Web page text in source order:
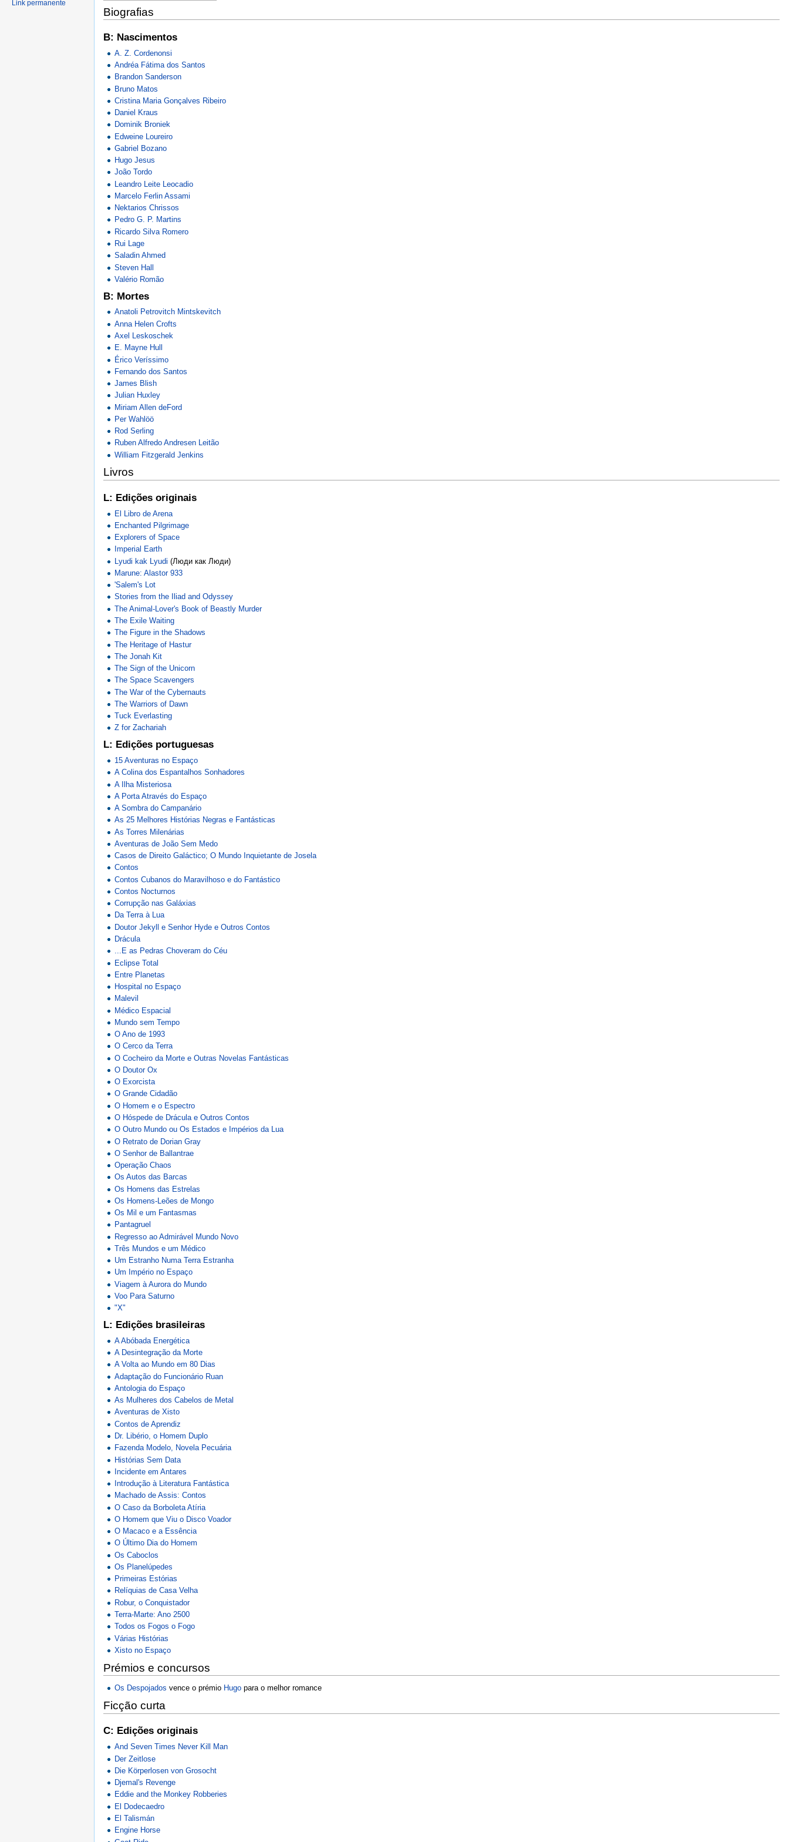
Biografias
B: Nascimentos
A. Z. Cordenonsi
Andréa Fátima dos Santos
Brandon Sanderson
Bruno Matos
Cristina Maria Gonçalves Ribeiro
Daniel Kraus
Dominik Broniek
Edweine Loureiro
Gabriel Bozano
Hugo Jesus
João Tordo
Leandro Leite Leocadio
Marcelo Ferlin Assami
Nektarios Chrissos
Pedro G. P. Martins
Ricardo Silva Romero
Rui Lage
Saladin Ahmed
Steven Hall
Valério Romão
B: Mortes
Anatoli Petrovitch Mintskevitch
Anna Helen Crofts
Axel Leskoschek
E. Mayne Hull
Érico Veríssimo
Fernando dos Santos
James Blish
Julian Huxley
Miriam Allen deFord
Per Wahlöö
Rod Serling
Ruben Alfredo Andresen Leitão
William Fitzgerald Jenkins
Livros
L: Edições originais
El Libro de Arena
Enchanted Pilgrimage
Explorers of Space
Imperial Earth
Lyudi kak Lyudi (Люди как Люди)
Marune: Alastor 933
'Salem's Lot
Stories from the Iliad and Odyssey
The Animal-Lover's Book of Beastly Murder
The Exile Waiting
The Figure in the Shadows
The Heritage of Hastur
The Jonah Kit
The Sign of the Unicorn
The Space Scavengers
The War of the Cybernauts
The Warriors of Dawn
Tuck Everlasting
Z for Zachariah
L: Edições portuguesas
15 Aventuras no Espaço
A Colina dos Espantalhos Sonhadores
A Ilha Misteriosa
A Porta Através do Espaço
A Sombra do Campanário
As 25 Melhores Histórias Negras e Fantásticas
As Torres Milenárias
Aventuras de João Sem Medo
Casos de Direito Galáctico; O Mundo Inquietante de Josela
Contos
Contos Cubanos do Maravilhoso e do Fantástico
Contos Nocturnos
Corrupção nas Galáxias
Da Terra à Lua
Doutor Jekyll e Senhor Hyde e Outros Contos
Drácula
...E as Pedras Choveram do Céu
Eclipse Total
Entre Planetas
Hospital no Espaço
Malevil
Médico Espacial
Mundo sem Tempo
O Ano de 1993
O Cerco da Terra
O Cocheiro da Morte e Outras Novelas Fantásticas
O Doutor Ox
O Exorcista
O Grande Cidadão
O Homem e o Espectro
O Hóspede de Drácula e Outros Contos
O Outro Mundo ou Os Estados e Impérios da Lua
O Retrato de Dorian Gray
O Senhor de Ballantrae
Operação Chaos
Os Autos das Barcas
Os Homens das Estrelas
Os Homens-Leões de Mongo
Os Mil e um Fantasmas
Pantagruel
Regresso ao Admirável Mundo Novo
Três Mundos e um Médico
Um Estranho Numa Terra Estranha
Um Império no Espaço
Viagem à Aurora do Mundo
Voo Para Saturno
"X"
L: Edições brasileiras
A Abóbada Energética
A Desintegração da Morte
A Volta ao Mundo em 80 Dias
Adaptação do Funcionário Ruan
Antologia do Espaço
As Mulheres dos Cabelos de Metal
Aventuras de Xisto
Contos de Aprendiz
Dr. Libério, o Homem Duplo
Fazenda Modelo, Novela Pecuária
Histórias Sem Data
Incidente em Antares
Introdução à Literatura Fantástica
Machado de Assis: Contos
O Caso da Borboleta Atíria
O Homem que Viu o Disco Voador
O Macaco e a Essência
O Último Dia do Homem
Os Caboclos
Os Planelúpedes
Primeiras Estórias
Relíquias de Casa Velha
Robur, o Conquistador
Terra-Marte: Ano 2500
Todos os Fogos o Fogo
Várias Histórias
Xisto no Espaço
Prémios e concursos
Os Despojados vence o prémio Hugo para o melhor romance
Ficção curta
C: Edições originais
And Seven Times Never Kill Man
Der Zeitlose
Die Körperlosen von Grosocht
Djemal's Revenge
Eddie and the Monkey Robberies
El Dodecaedro
El Talismán
Engine Horse
Link permanente